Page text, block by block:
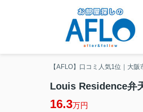
【AFLO】口コミ人気1位｜大
Louis Residence弁
16.3万円